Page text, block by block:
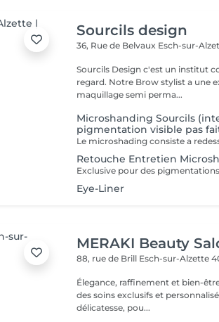
Sourcils design
36, Rue de Belvaux Esch-sur-
Sourcils Design c'est un institut
regard. Notre Brow stylist a une
maquillage semi perma...
Microshanding Sourcils
pigmentation visible pas
Retouche Entretien
Eye-Liner
MERAKI Beauty
88, rue de Brill Esch-sur-Alzette
Élegance, raffinement et bien-
des soins exclusifs et
délicatesse, pou...